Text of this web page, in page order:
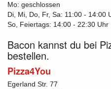
Mo: geschlossen
Di, Mi, Do, Fr, Sa: 11:00 - 14:00
So, Feiertags: 14:00 - 22:30 Uhr
Bacon kannst du bei
bestellen.
Pizza4You
Egerland Str. 77